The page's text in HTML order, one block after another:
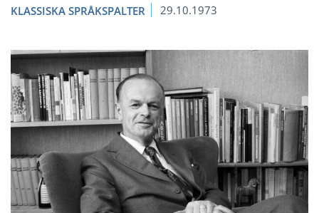
KLASSISKA SPRÅKSPALTER 29.10.1973